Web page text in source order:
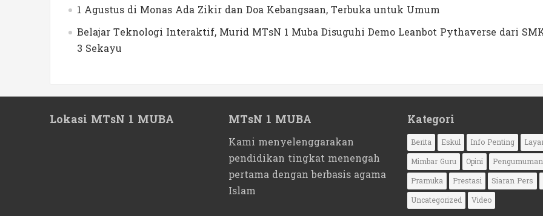
1 Agustus di Monas Ada Zikir dan Doa Kebangsaan, Terbuka untuk Umum
Belajar Teknologi Interaktif, Murid MTsN 1 Muba Disuguhi Demo Leanbot Pythaverse dari
3 Sekayu
Lokasi MTsN 1 MUBA MTsN 1 MUBA
Kami menyelenggarakan
pendidikan tingkat menengah
pertama dengan berbasis agama
Islam
Kategori
Berita Eskul Info Penting
Mimbar Guru
Opini
Pengumuman
Pramuka
Prestasi Siaran Pers
Uncategorized
Video